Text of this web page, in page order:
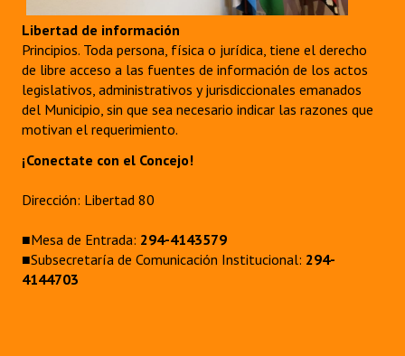
Libertad de información
Principios. Toda persona, física o jurídica, tiene el derecho
de libre acceso a las fuentes de información de los actos
legislativos, administrativos y jurisdiccionales emanados
del Municipio, sin que sea necesario indicar las razones que
motivan el requerimiento.
¡Conectate con el Concejo!
Dirección: Libertad 80
■Mesa de Entrada: 294-4143579
■Subsecretaría de Comunicación Institucional: 294-
4144703